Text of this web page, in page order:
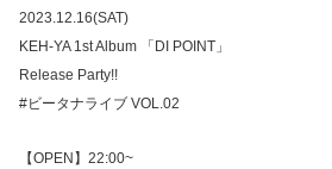
2023.12.16(SAT)
KEH-YA 1st Album 「DI POINT」
Release Party!!
#ビータナライブ VOL.02
【OPEN】22:00~